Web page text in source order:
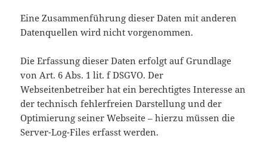
Eine Zusammenführung dieser Daten mit anderen
Datenquellen wird nicht vorgenommen.
Die Erfassung dieser Daten erfolgt auf Grundlage
von Art. 6 Abs. 1 lit. f DSGVO. Der
Webseitenbetreiber hat ein berechtigtes Interesse an
der technisch fehlerfreien Darstellung und der
Optimierung seiner Webseite – hierzu müssen die
Server-Log-Files erfasst werden.